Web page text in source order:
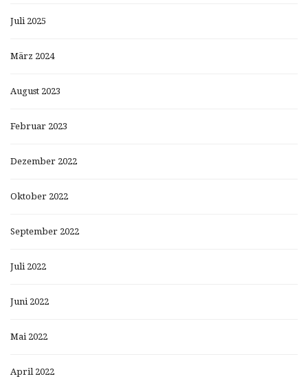
Juli 2025
März 2024
August 2023
Februar 2023
Dezember 2022
Oktober 2022
September 2022
Juli 2022
Juni 2022
Mai 2022
April 2022